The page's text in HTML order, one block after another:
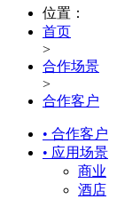
位置：
首页
>
合作场景
>
合作客户
• 合作客户
• 应用场景
商业
酒店